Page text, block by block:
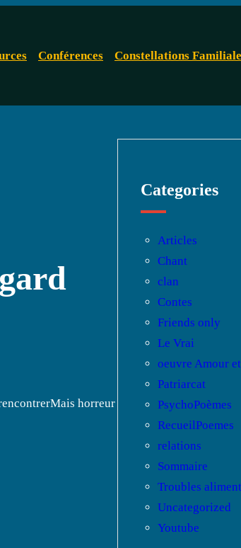
Conférences Constellations
horreur
Categories
Articles
Chant
clan
Contes
Friends only
Le Vrai
oeuvre Amour
Patriarcat
PsychoPoèmes
RecueilPoemes
relations
Sommaire
Troubles
Uncategorized
Youtube